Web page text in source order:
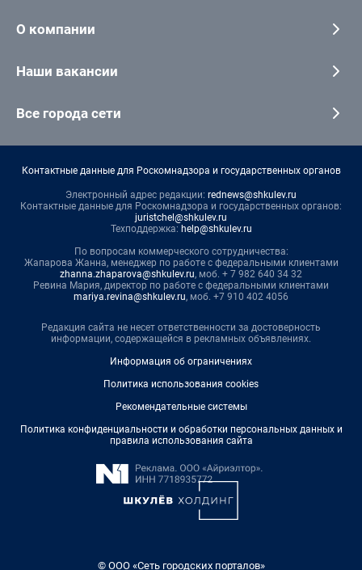
О компании
Наши вакансии
Все города сети
Контактные данные для Роскомнадзора и государственных органов
Электронный адрес редакции: rednews@shkulev.ru
Контактные данные для Роскомнадзора и государственных органов:
juristchel@shkulev.ru
Техподдержка: help@shkulev.ru
По вопросам коммерческого сотрудничества:
Жапарова Жанна, менеджер по работе с федеральными клиентами
zhanna.zhaparova@shkulev.ru, моб. + 7 982 640 34 32
Ревина Мария, директор по работе с федеральными клиентами
mariya.revina@shkulev.ru, моб. +7 910 402 4056
Редакция сайта не несет ответственности за достоверность
информации, содержащейся в рекламных объявлениях.
Информация об ограничениях
Политика использования cookies
Рекомендательные системы
Политика конфиденциальности и обработки персональных данных и
правила использования сайта
© ООО «Сеть городских порталов»